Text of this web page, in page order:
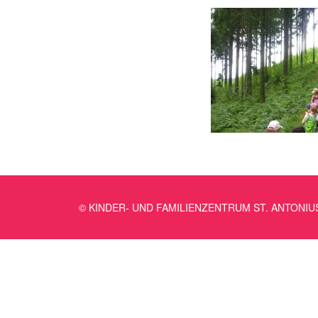
© KINDER- UND FAMILIENZENTRUM ST.